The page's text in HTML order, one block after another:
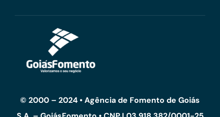
© 2000 – 2024 • Agência de Fomento de Goiás